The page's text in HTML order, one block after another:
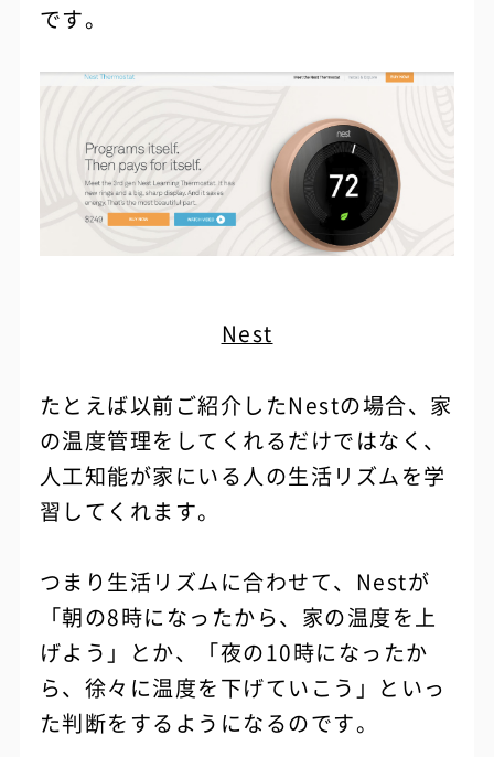
です。
Nest
たとえば以前ご紹介したNestの場合、家
の温度管理をしてくれるだけではなく、
人工知能が家にいる人の生活リズムを学
習してくれます。
つまり生活リズムに合わせて、Nestが
「朝の8時になったから、家の温度を上
げよう」とか、「夜の10時になったか
ら、徐々に温度を下げていこう」といっ
た判断をするようになるのです。